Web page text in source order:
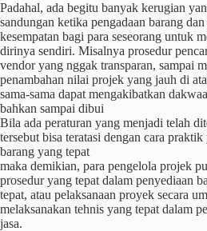
Padahal, ada begitu banyak kerugian
sandungan ketika pengadaan barang
kesempatan bagi para seseorang untuk
dirinya sendiri. Misalnya prosedur
vendor yang nggak transparan, sampai
penambahan nilai projek yang jauh di
sama-sama dapat mengakibatkan
bahkan sampai dibui
Bila ada peraturan yang menjadi telah
tersebut bisa teratasi dengan cara praktik
barang yang tepat
maka demikian, para pengelola projek
prosedur yang tepat dalam penyediaan
tepat, atau pelaksanaan proyek secara
melaksanakan tehnis yang tepat dalam
jasa.